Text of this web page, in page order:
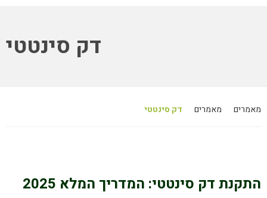
דק סינטטי
מאמרים מאמרים דק סינטטי
התקנת דק סינטטי: המדריך המלא 2025